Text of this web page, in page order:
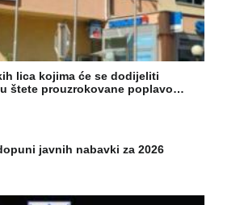
lica kojima će se dodijeliti
štete prouzrokovane poplavo…
javnih nabavki za 2026